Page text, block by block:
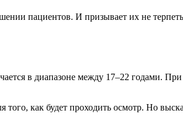
пациентов. И призывает их не
в диапазоне между 17–22 годами.
как будет проходить осмотр. Но